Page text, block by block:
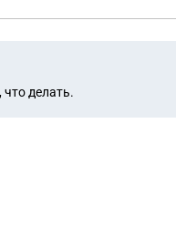
делать.